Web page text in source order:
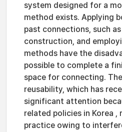
system designed for a
method exists. Applying
past connections, such
construction, and
methods have the
possible to complete a
space for connecting.
reusability, which has
significant attention
related policies in Korea ,
practice owing to